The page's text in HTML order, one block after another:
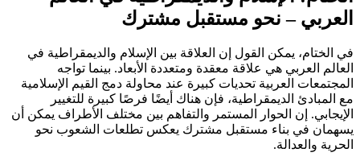
العربي – نحو مستقبل مشترك
في الختام، يمكن القول إن العلاقة بين الإسلام والديمقراطية في
العالم العربي هي علاقة معقدة ومتعددة الأبعاد. بينما تواجه
المجتمعات العربية تحديات كبيرة عند محاولة دمج القيم الإسلامية
مع المبادئ الديمقراطية، فإن هناك أيضًا فرصًا كبيرة للتغيير
الإيجابي. إن الحوار المستمر والتفاهم بين مختلف الأطراف يمكن أن
يسهمان في بناء مستقبل مشترك يعكس تطلعات الشعوب نحو
الحرية والعدالة.